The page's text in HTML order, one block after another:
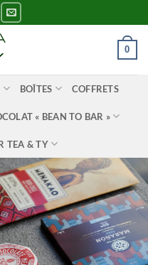
0
BOÎTES COFFRETS
« BEAN TO BAR »
TEA & TY